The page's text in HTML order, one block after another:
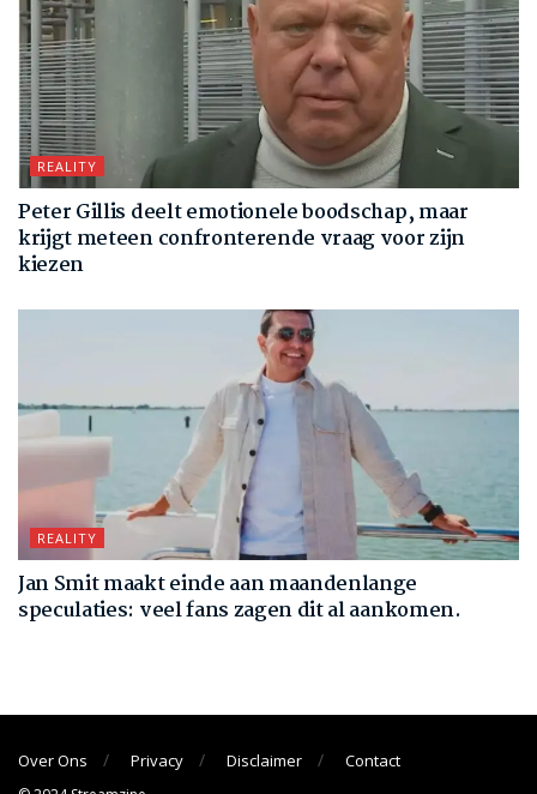
REALITY
Peter Gillis deelt emotionele boodschap, maar
krijgt meteen confronterende vraag voor zijn
kiezen
REALITY
Jan Smit maakt einde aan maandenlange
speculaties: veel fans zagen dit al aankomen.
Over Ons Privacy Disclaimer Contact